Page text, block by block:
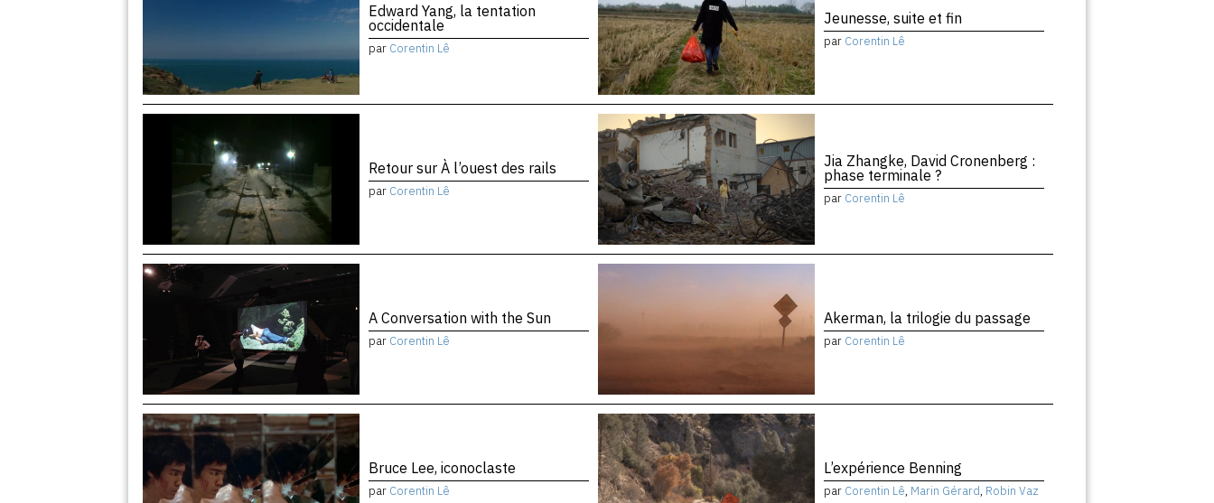
Edward Yang, la tentation
occidentale
par Corentin Lê
Jeunesse, suite et fin
par Corentin Lê
Retour sur À l’ouest des rails
par Corentin Lê
Jia Zhangke, David Cronenberg :
phase terminale ?
par Corentin Lê
A Conversation with the Sun
par Corentin Lê
Akerman, la trilogie du passage
par Corentin Lê
Bruce Lee, iconoclaste
par Corentin Lê
L’expérience Benning
par Corentin Lê, Marin Gérard, Robin Vaz